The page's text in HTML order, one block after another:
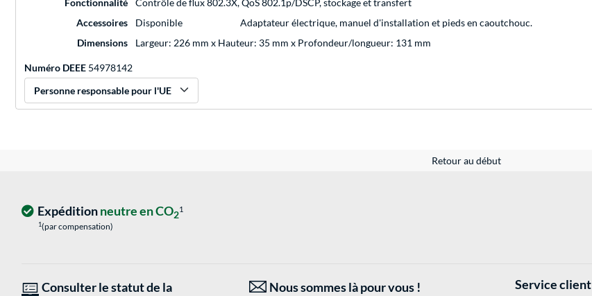
Fonctionnalité
Contrôle de flux 802.3X, QoS 802.1p/DSCP, stockage et transfert
Accessoires
Disponible
Adaptateur électrique, manuel d'installation et pieds en caoutchouc.
Dimensions
Largeur: 226 mm x Hauteur: 35 mm x Profondeur/longueur: 131 mm
Numéro DEEE 54978142
Personne responsable pour l'UE
Retour au début
Expéditionneutre en CO21
1(par compensation)
Consulter le statut de la
Nous sommes là pour vous ! Service client